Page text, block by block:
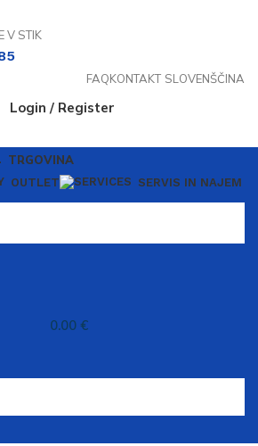
V STIK
FAQKONTAKT SLOVENŠČINA
Login / Register
TRGOVINA
OUTLET
SERVIS IN NAJEM
0.00 €